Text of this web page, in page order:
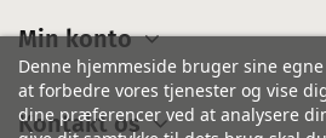
Min konto
Kontakt os
Denne hjemmeside bruger sine
at forbedre vores tjenester og vise
dine præferencer ved at analysere